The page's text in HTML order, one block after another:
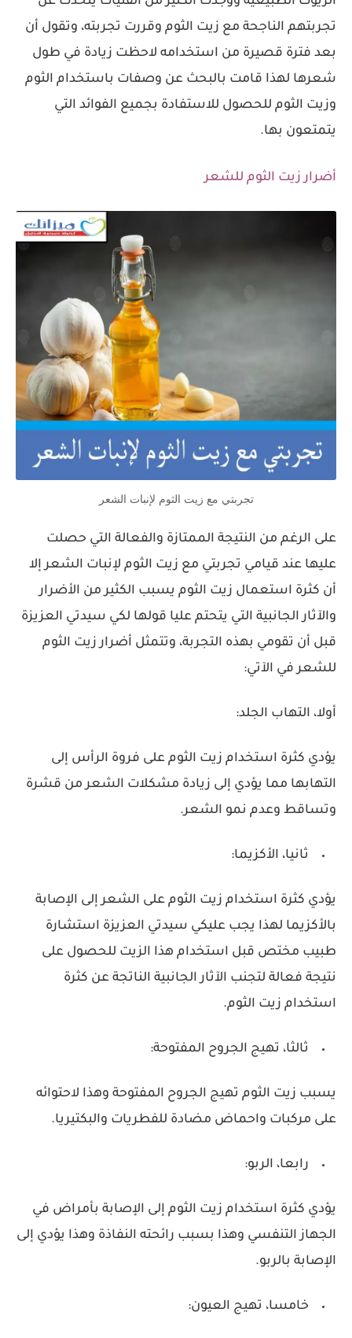
تجربتهم الناجحة مع زيت الثوم وقررت تجربته، وتقول أن
بعد فترة قصيرة من استخدامه لاحظت زيادة في طول
شعرها لهذا قامت بالبحث عن وصفات باستخدام الثوم
وزيت الثوم للحصول للاستفادة بجميع الفوائد التي
يتمتعون بها.
أضرار زيت الثوم للشعر
تجربتي مع زيت الثوم لإنبات الشعر
على الرغم من النتيجة الممتازة والفعالة التي حصلت
عليها عند قيامي تجربتي مع زيت الثوم لإنبات الشعر إلا
أن كثرة استعمال زيت الثوم يسبب الكثير من الأضرار
والآثار الجانبية التي يتحتم عليا قولها لكي سيدتي العزيزة
قبل أن تقومي بهذه التجربة، وتتمثل أضرار زيت الثوم
للشعر في الآتي:
أولا، التهاب الجلد:
يؤدي كثرة استخدام زيت الثوم على فروة الرأس إلى
التهابها مما يؤدي إلى زيادة مشكلات الشعر من قشرة
وتساقط وعدم نمو الشعر.
ثانيا، الأكزيما:
يؤدي كثرة استخدام زيت الثوم على الشعر إلى الإصابة
بالأكزيما لهذا يجب عليكي سيدتي العزيزة استشارة
طبيب مختص قبل استخدام هذا الزيت للحصول على
نتيجة فعالة لتجنب الآثار الجانبية الناتجة عن كثرة
استخدام زيت الثوم.
ثالثا، تهيج الجروح المفتوحة:
يسبب زيت الثوم تهيج الجروح المفتوحة وهذا لاحتوائه
على مركبات واحماض مضادة للفطريات والبكتيريا.
رابعا، الربو:
يؤدي كثرة استخدام زيت الثوم إلى الإصابة بأمراض في
الجهاز التنفسي وهذا بسبب رائحته النفاذة وهذا يؤدي إلى
الإصابة بالربو.
خامسا، تهيج العيون: